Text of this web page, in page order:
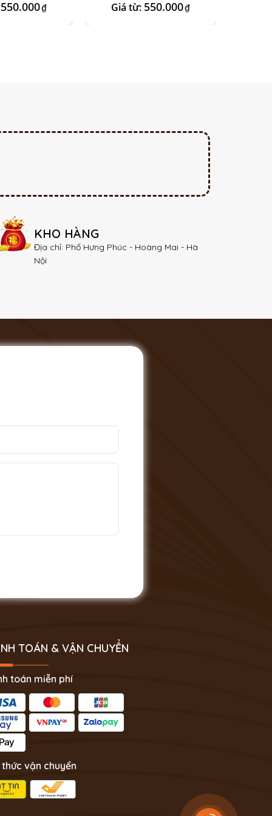
550.000₫ Giá từ: 550.000₫
KHO HÀNG
Địa chỉ: Phố Hưng Phúc - Hoàng Mai - Hà
Nội
TOÁN & VẬN CHUYỂN
toán miễn phí
thức vận chuyển